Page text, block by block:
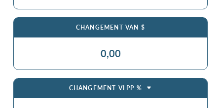
CHANGEMENT VAN $
0,00
CHANGEMENT VLPP %